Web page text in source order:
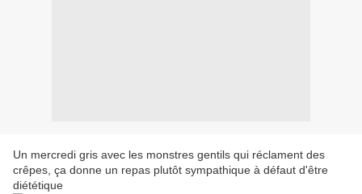
Un mercredi gris avec les monstres gentils qui réclament des
crêpes, ça donne un repas plutôt sympathique à défaut d'être
diététique